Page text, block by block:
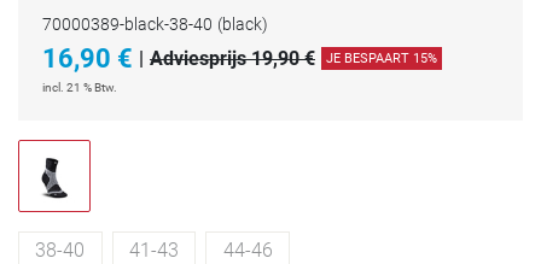
70000389-black-38-40 (black)
16,90 € | Adviesprijs 19,90 € JE BESPAART 15%
incl. 21 % Btw.
38-40 41-43 44-46